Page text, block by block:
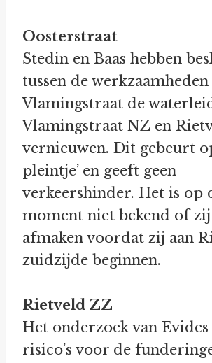
Oosterstraat
Stedin en Baas hebben
tussen de werkzaamheden
Vlamingstraat de
Vlamingstraat NZ en
vernieuwen. Dit gebeurt
pleintje’ en geeft geen
verkeershinder. Het is op
moment niet bekend of
afmaken voordat zij aan
zuidzijde beginnen.
Rietveld ZZ
Het onderzoek van Evides
risico’s voor de